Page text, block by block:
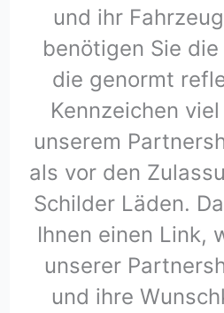
und ihr
benötigen Sie
die genormt
Kennzeichen
unserem
als vor den
Schilder Läden.
Ihnen einen Link,
unserer
und ihre